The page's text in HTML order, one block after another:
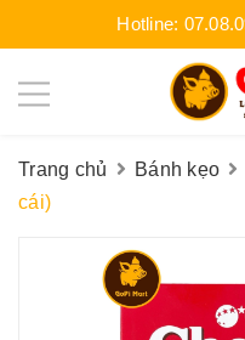
Hotline:
Trang chủ Bánh kẹo
cái)